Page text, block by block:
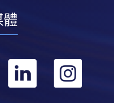
體
轉 轉